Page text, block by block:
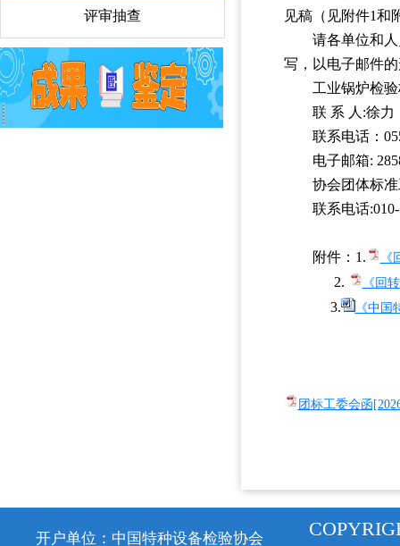
评审抽查
见稿（见附件1和
请各单位和
写，以电子邮件
工业锅炉检
联 系 人:徐力
联系电话：
电子邮箱:
协会团体标
联系电话
附件：1.
2. 《回
3. 《中
团标工委会函
开户单位：中国特种设备检验协会